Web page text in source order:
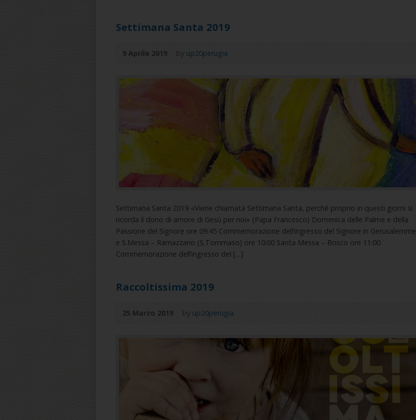
Settimana Santa 2019
9 Aprile 2019 by up20perugia
Settimana Santa 2019 «Viene chiamata Settimana Santa, perché proprio in questi giorni si
ricorda il dono di amore di Gesù per noi» (Papa Francesco) Domenica delle Palme e della
Passione del Signore ore 09:45 Commemorazione dell’ingresso del Signore in Gerusalemme
e S.Messa – Ramazzano (S.Tommaso) ore 10:00 Santa Messa – Bosco ore 11:00
Commemorazione dell’ingresso del […]
Raccoltissima 2019
25 Marzo 2019 by up20perugia